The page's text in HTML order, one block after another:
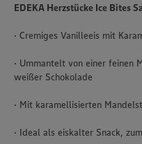
ein bestmögliches
Inhalte anzubieten. Ihre
EDEKA Herzstücke Ice Bites
· Cremiges Vanilleeis mit
· Ummantelt von einer feinen
weißer Schokolade
· Mit karamellisierten
· Ideal als eiskalter Snack,